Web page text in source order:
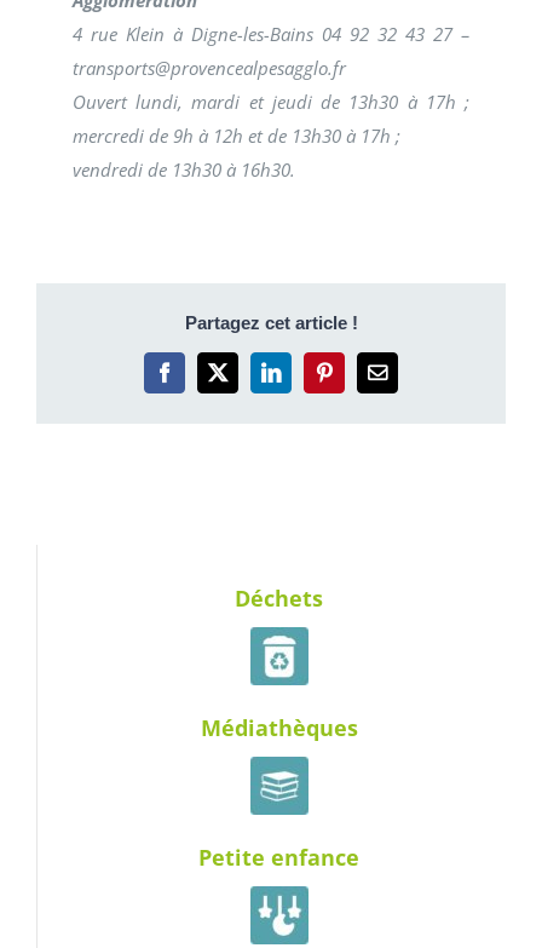
4 rue Klein à Digne-les-Bains 04 92 32 43 27 –
transports@provencealpesagglo.fr
Ouvert lundi, mardi et jeudi de 13h30 à 17h ;
mercredi de 9h à 12h et de 13h30 à 17h ;
vendredi de 13h30 à 16h30.
Partagez cet article !
Facebook
X LinkedInPinterestEmail
Déchets
Médiathèques
Petite enfance